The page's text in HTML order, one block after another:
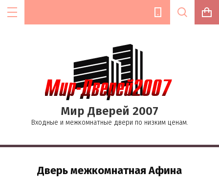
Мир Дверей 2007
Входные и межкомнатные двери по низким ценам.
Дверь межкомнатная Афина
Цена (руб.):
Название: